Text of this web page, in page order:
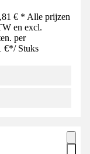
€ * Alle prijzen
en excl.
per
€*/ Stuks